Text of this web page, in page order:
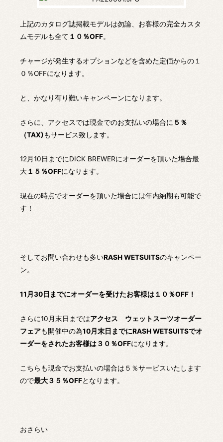
上記のカタログ誌掲載モデルは勿論、お客様の完全カスタ
ムモデルも全て １０％OFF。
チャージが発生するオプションなどを含めた定価からの１
０％OFFになります。
と、かなり有り難いキャンペーンになります。
さらに、アクセスでは現金でのお支払いの場合に ５％
（TAX)もサービス致します。
12月10日までにDICK BREWERにオーダーを頂いた場合最
大１５％OFFになります。
現在の時点でオーダーを頂いた場合には年内納期も可能で
す！
そしてお問い合わせも多いRASH WETSUITSのキャンペー
ン。
11月30日までにオーダーを受けたお客様は１０％OFF！
さらに10月末日まではアクセス ウェットスーツオーダー
フェアも開催中の為10月末日までにRASH WETSUITSでオ
ーダーをされたお客様は３０％OFFになります。
こちらも現金でお支払いの場合は５％サービスいたします
ので最大３５％OFFとなります。
おさらい